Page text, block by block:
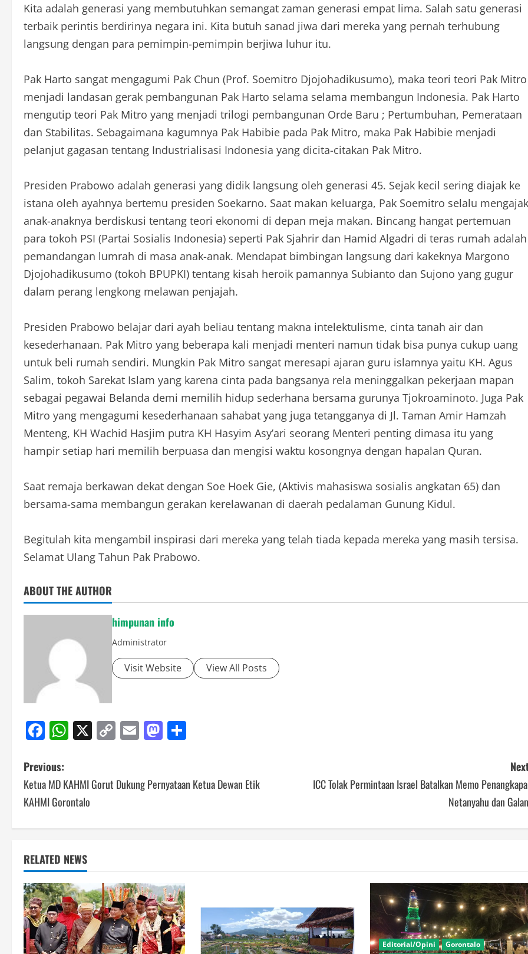
Kita adalah generasi yang membutuhkan semangat zaman generasi empat lima. Salah satu generasi
terbaik perintis berdirinya negara ini. Kita butuh sanad jiwa dari mereka yang pernah terhubung
langsung dengan para pemimpin-pemimpin berjiwa luhur itu.
Pak Harto sangat mengagumi Pak Chun (Prof. Soemitro Djojohadikusumo), maka teori teori Pak Mitro
menjadi landasan gerak pembangunan Pak Harto selama selama membangun Indonesia. Pak Harto
mengutip teori Pak Mitro yang menjadi trilogi pembangunan Orde Baru ; Pertumbuhan, Pemerataan
dan Stabilitas. Sebagaimana kagumnya Pak Habibie pada Pak Mitro, maka Pak Habibie menjadi
pelanjut gagasan tentang Industrialisasi Indonesia yang dicita-citakan Pak Mitro.
Presiden Prabowo adalah generasi yang didik langsung oleh generasi 45. Sejak kecil sering diajak ke
istana oleh ayahnya bertemu presiden Soekarno. Saat makan keluarga, Pak Soemitro selalu mengajak
anak-anaknya berdiskusi tentang teori ekonomi di depan meja makan. Bincang hangat pertemuan
para tokoh PSI (Partai Sosialis Indonesia) seperti Pak Sjahrir dan Hamid Algadri di teras rumah adalah
pemandangan lumrah di masa anak-anak. Mendapat bimbingan langsung dari kakeknya Margono
Djojohadikusumo (tokoh BPUPKI) tentang kisah heroik pamannya Subianto dan Sujono yang gugur
dalam perang lengkong melawan penjajah.
Presiden Prabowo belajar dari ayah beliau tentang makna intelektulisme, cinta tanah air dan
kesederhanaan. Pak Mitro yang beberapa kali menjadi menteri namun tidak bisa punya cukup uang
untuk beli rumah sendiri. Mungkin Pak Mitro sangat meresapi ajaran guru islamnya yaitu KH. Agus
Salim, tokoh Sarekat Islam yang karena cinta pada bangsanya rela meninggalkan pekerjaan mapan
sebagai pegawai Belanda demi memilih hidup sederhana bersama gurunya Tjokroaminoto. Juga Pak
Mitro yang mengagumi kesederhanaan sahabat yang juga tetangganya di Jl. Taman Amir Hamzah
Menteng, KH Wachid Hasjim putra KH Hasyim Asy’ari seorang Menteri penting dimasa itu yang
hampir setiap hari memilih berpuasa dan mengisi waktu kosongnya dengan hapalan Quran.
Saat remaja berkawan dekat dengan Soe Hoek Gie, (Aktivis mahasiswa sosialis angkatan 65) dan
bersama-sama membangun gerakan kerelawanan di daerah pedalaman Gunung Kidul.
Begitulah kita mengambil inspirasi dari mereka yang telah tiada kepada mereka yang masih tersisa.
Selamat Ulang Tahun Pak Prabowo.
ABOUT THE AUTHOR
himpunan info
Administrator
Visit Website View All Posts
Facebook
WhatsApp
X CopyEmailMastodon
Post
navigation
Previous:
Ketua MD KAHMI Gorut Dukung Pernyataan Ketua Dewan Etik
KAHMI Gorontalo
ICC Tolak Permintaan Israel Batalkan Memo
Netanyahu dan
RELATED NEWS
Editorial/Opini Gorontalo